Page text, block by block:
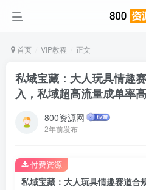
首页 VIP教程 正文
私域宝藏：大人玩具情趣
入，私域超高流量成单率高
800资源网
2年前发布
付费资源